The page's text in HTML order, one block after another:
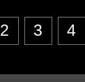
2 3 4